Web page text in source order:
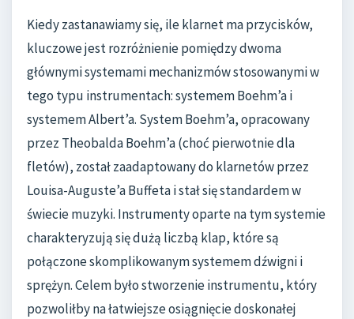
Kiedy zastanawiamy się, ile klarnet ma przycisków,
kluczowe jest rozróżnienie pomiędzy dwoma
głównymi systemami mechanizmów stosowanymi w
tego typu instrumentach: systemem Boehm’a i
systemem Albert’a. System Boehm’a, opracowany
przez Theobalda Boehm’a (choć pierwotnie dla
fletów), został zaadaptowany do klarnetów przez
Louisa-Auguste’a Buffeta i stał się standardem w
świecie muzyki. Instrumenty oparte na tym systemie
charakteryzują się dużą liczbą klap, które są
połączone skomplikowanym systemem dźwigni i
sprężyn. Celem było stworzenie instrumentu, który
pozwoliłby na łatwiejsze osiągnięcie doskonałej